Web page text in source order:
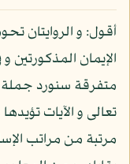
أقول: و الروايتان
الإيمان
متفرقة سنورد جملة
تعالى و الآيات
مرتبة من مراتب